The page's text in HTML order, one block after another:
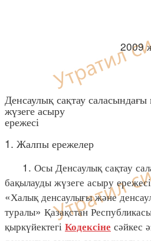
2009
Денсаулық сақтау
жүзеге асыру
ережесі
1. Жалпы ережелер
1. Осы Денсаулық сақтау
бақылауды жүзеге асыру
«Халық денсаулығы және
туралы» Қазақстан
қыркүйектегі Кодексіне сәйкес